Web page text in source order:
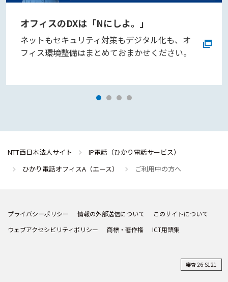
オフィスのDXは「Nにしよ。」
ネットもセキュリティ対策もデジタル化も、オ
フィス環境整備はまとめておまかせください。
NTT西日本法人サイト
IP電話（ひかり電話サービス）
ひかり電話オフィスA（エース）
ご利用中の方へ
プライバシーポリシー 情報の外部送信について
このサイトについて
ウェブアクセシビリティポリシー
商標・著作権 ICT用語集
審査 26-S121